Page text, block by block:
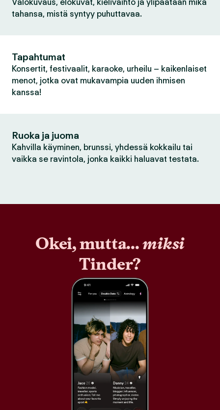
Valokuvaus, elokuvat, kielivaihto ja ylipäätään mikä
tahansa, mistä syntyy puhuttavaa.
Tapahtumat
Konsertit, festivaalit, karaoke, urheilu – kaikenlaiset
menot, jotka ovat mukavampia uuden ihmisen
kanssa!
Ruoka ja juoma
Kahvilla käyminen, brunssi, yhdessä kokkailu tai
vaikka se ravintola, jonka kaikki haluavat testata.
Okei, mutta...miksi
Tinder?